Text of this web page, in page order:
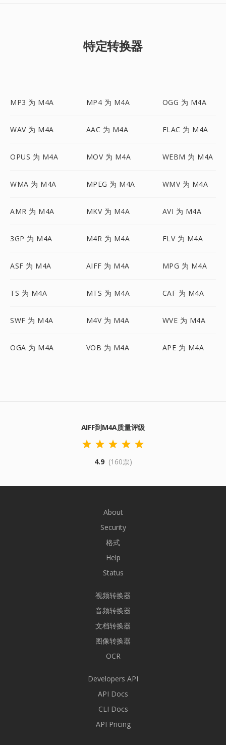
特定转换器
MP3 为 M4A MP4 为 M4A OGG 为 M4A
WAV 为 M4A AAC 为 M4A FLAC 为 M4A
OPUS 为 M4A MOV 为 M4A WEBM 为 M4A
WMA 为 M4A MPEG 为 M4A WMV 为 M4A
AMR 为 M4A MKV 为 M4A AVI 为 M4A
3GP 为 M4A M4R 为 M4A FLV 为 M4A
ASF 为 M4A AIFF 为 M4A MPG 为 M4A
TS 为 M4A MTS 为 M4A CAF 为 M4A
SWF 为 M4A M4V 为 M4A WVE 为 M4A
OGA 为 M4A VOB 为 M4A APE 为 M4A
AIFF到M4A质量评级
4.9 (160票)
About
Security
格式
Help
Status
视频转换器
音频转换器
文档转换器
图像转换器
OCR
Developers API
API Docs
CLI Docs
API Pricing